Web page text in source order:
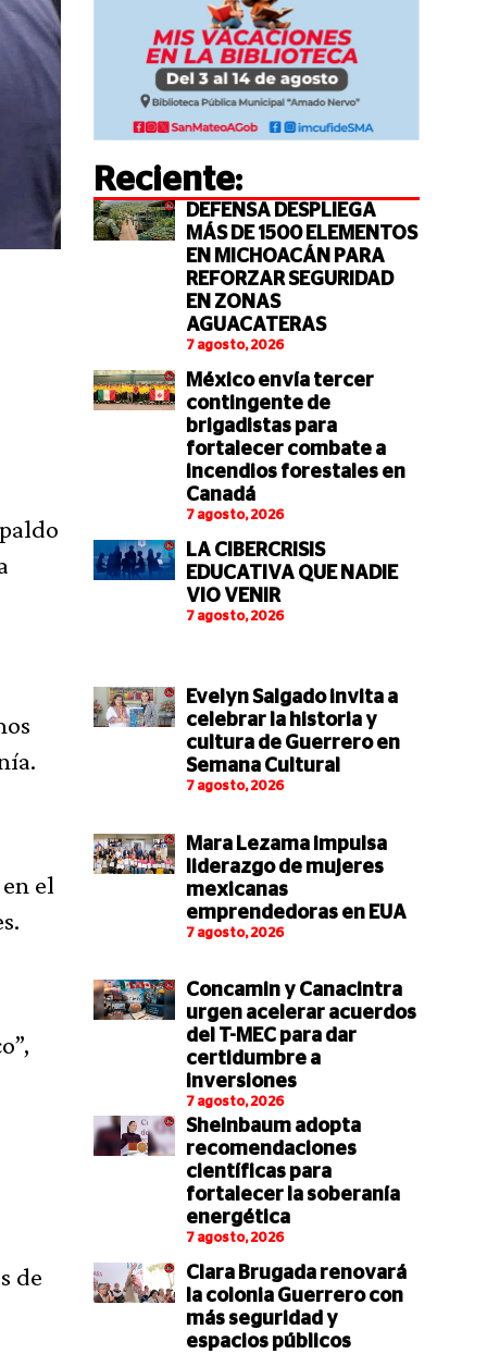
el
de
Reciente:
DEFENSA DESPLIEGA
MÁS DE 1500 ELEMENTOS
EN MICHOACÁN PARA
REFORZAR SEGURIDAD
EN ZONAS
AGUACATERAS
7 agosto, 2026
México envía tercer
contingente de
brigadistas para
fortalecer combate a
incendios forestales en
Canadá
7 agosto, 2026
LA CIBERCRISIS
EDUCATIVA QUE NADIE
VIO VENIR
7 agosto, 2026
Evelyn Salgado invita a
celebrar la historia y
cultura de Guerrero en
Semana Cultural
7 agosto, 2026
Mara Lezama impulsa
liderazgo de mujeres
mexicanas
emprendedoras en EUA
7 agosto, 2026
Concamin y Canacintra
urgen acelerar acuerdos
del T-MEC para dar
certidumbre a
inversiones
7 agosto, 2026
Sheinbaum adopta
recomendaciones
científicas para
fortalecer la soberanía
energética
7 agosto, 2026
Clara Brugada renovará
la colonia Guerrero con
más seguridad y
espacios públicos